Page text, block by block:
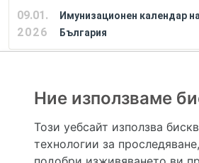
09.01.
2026
Имунизационен календар
България
Hapche.bg НЕ е медицински, зравен или сроден
консултации и здравни съвети. Hapche.bg НЕ се
Ние използваме
Този уебсайт използва
технологии за